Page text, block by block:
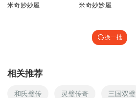
米奇妙妙屋 米奇妙妙屋
换一批
相关推荐
和氏璧传 灵璧传奇 三国双璧